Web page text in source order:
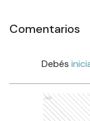
Comentarios
Debés
Ads